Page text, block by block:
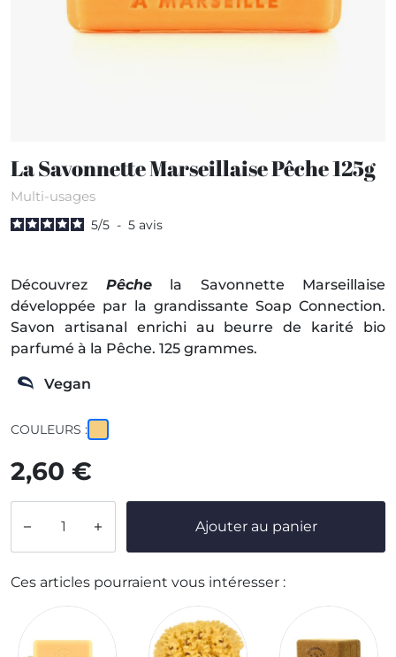
La Savonnette Marseillaise Pêche 125g
Multi-usages
5/5 - 5 avis
Découvrez Pêchela Savonnette Marseillaise
développée par la grandissante Soap Connection.
Savon artisanal enrichi au beurre de karité bio
parfumé à la Pêche. 125 grammes.
Vegan
COULEURS :
2,60 €
  Ajouter au panier
Ces articles pourraient vous intéresser :